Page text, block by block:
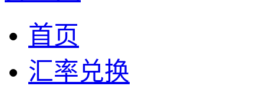
首页
汇率兑换